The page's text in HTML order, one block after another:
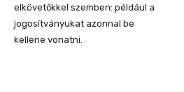
elkövetőkkel szemben: például a
jogosítványukat azonnal be
kellene vonatni.